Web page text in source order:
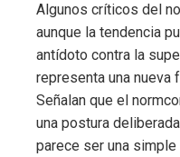
Algunos críticos del
aunque la tendencia
antídoto contra la
representa una nueva
Señalan que el
una postura
parece ser una